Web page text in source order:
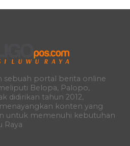
sebuah portal berita online
Belopa, Palopo,
didirikan tahun 2012,
konten yang
untuk memenuhi kebutuhan
Raya